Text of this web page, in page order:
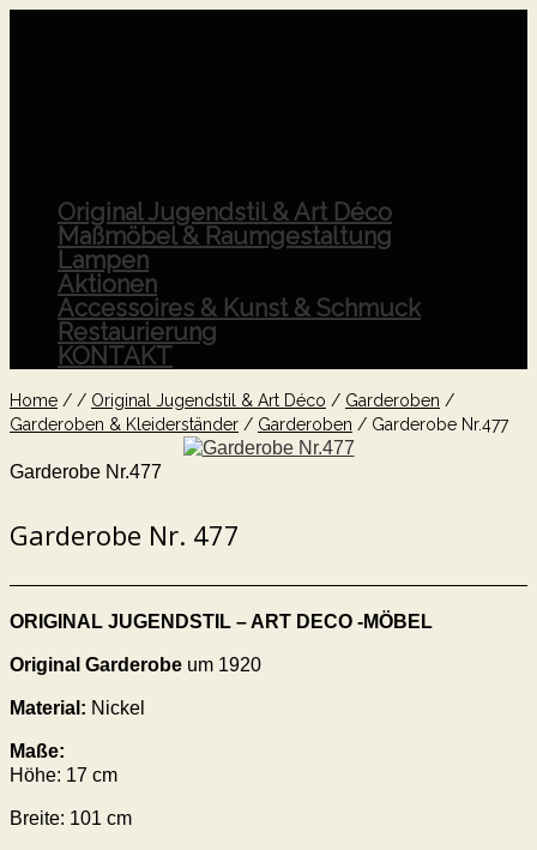
Original Jugendstil & Art Déco
Maßmöbel & Raumgestaltung
Lampen
Aktionen
Accessoires & Kunst & Schmuck
Restaurierung
KONTAKT
Home / / Original Jugendstil & Art Déco / Garderoben /
Garderoben & Kleiderständer / Garderoben / Garderobe Nr.477
Garderobe Nr.477
Garderobe Nr. 477
ORIGINAL JUGENDSTIL – ART DECO -MÖBEL
Original Garderobe um 1920
Material: Nickel
Maße:
Höhe: 17 cm
Breite: 101 cm